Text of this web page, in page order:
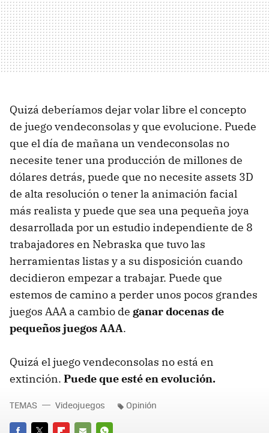
Quizá deberíamos dejar volar libre el concepto
de juego vendeconsolas y que evolucione. Puede
que el día de mañana un vendeconsolas no
necesite tener una producción de millones de
dólares detrás, puede que no necesite assets 3D
de alta resolución o tener la animación facial
más realista y puede que sea una pequeña joya
desarrollada por un estudio independiente de 8
trabajadores en Nebraska que tuvo las
herramientas listas y a su disposición cuando
decidieron empezar a trabajar. Puede que
estemos de camino a perder unos pocos grandes
juegos AAA a cambio de ganar docenas de
pequeños juegos AAA.
Quizá el juego vendeconsolas no está en
extinción. Puede que esté en evolución.
TEMAS Videojuegos Opinión